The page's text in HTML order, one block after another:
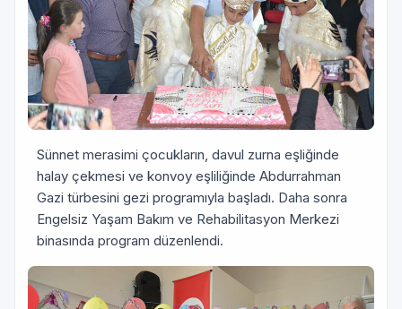
Sünnet merasimi çocukların, davul zurna eşliğinde
halay çekmesi ve konvoy eşliliğinde Abdurrahman
Gazi türbesini gezi programıyla başladı. Daha sonra
Engelsiz Yaşam Bakım ve Rehabilitasyon Merkezi
binasında program düzenlendi.